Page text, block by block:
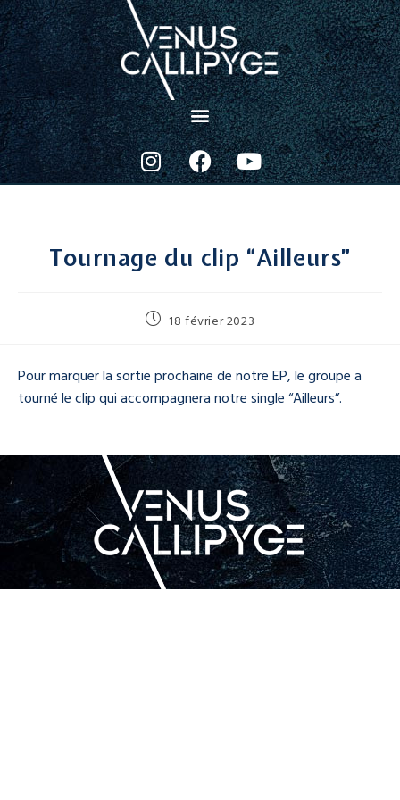
Tournage du clip “Ailleurs”
18 février 2023
Pour marquer la sortie prochaine de notre EP, le groupe a
tourné le clip qui accompagnera notre single “Ailleurs”.